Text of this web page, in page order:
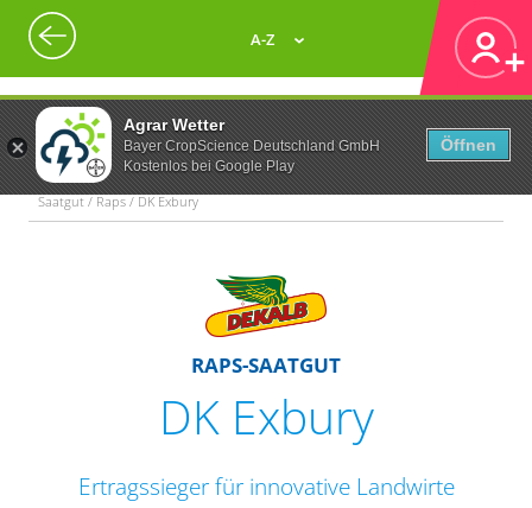
Agrar Wetter
Bayer CropScience Deutschland GmbH
Kostenlos bei Google Play
Öffnen
A-Z
Saatgut / Raps / DK Exbury
RAPS-SAATGUT
DK Exbury
Ertragssieger für innovative Landwirte